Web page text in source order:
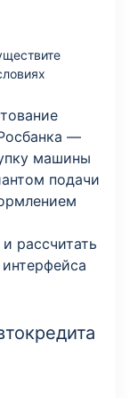
—
машины
подачи
рассчитать